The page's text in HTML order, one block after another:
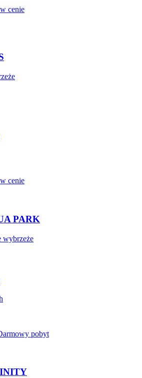
cenie
cenie
PARK
wybrzeże
pobyt